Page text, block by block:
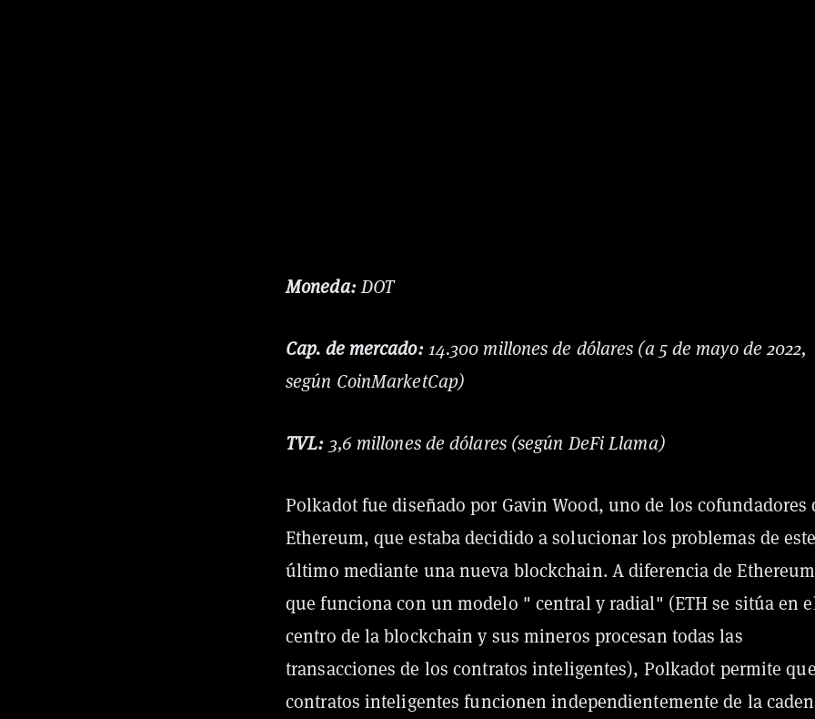
Moneda:DOT
Cap. de mercado:14.300 millones de dólares (a 5 de mayo de 2022,
según CoinMarketCap)
TVL: 3,6 millones de dólares (según DeFi Llama)
Polkadot fue diseñado por Gavin Wood, uno de los cofundadores
Ethereum, que estaba decidido a solucionar los problemas de este
último mediante una nueva blockchain. A diferencia de
que funciona con un modelo " central y radial" (ETH se sitúa en
centro de la blockchain y sus mineros procesan todas las
transacciones de los contratos inteligentes), Polkadot permite
contratos inteligentes funcionen independientemente de la